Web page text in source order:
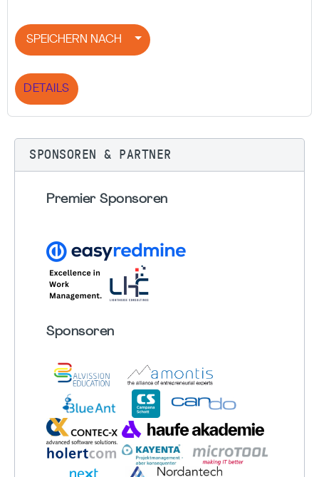
SPEICHERN NACH
DETAILS
SPONSOREN & PARTNER
Premier Sponsoren
Sponsoren